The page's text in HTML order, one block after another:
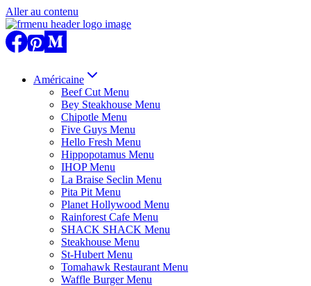
Aller au contenu
Américaine
Beef Cut Menu
Bey Steakhouse Menu
Chipotle Menu
Five Guys Menu
Hello Fresh Menu
Hippopotamus Menu
IHOP Menu
La Braise Seclin Menu
Pita Pit Menu
Planet Hollywood Menu
Rainforest Cafe Menu
SHACK SHACK Menu
Steakhouse Menu
St-Hubert Menu
Tomahawk Restaurant Menu
Waffle Burger Menu